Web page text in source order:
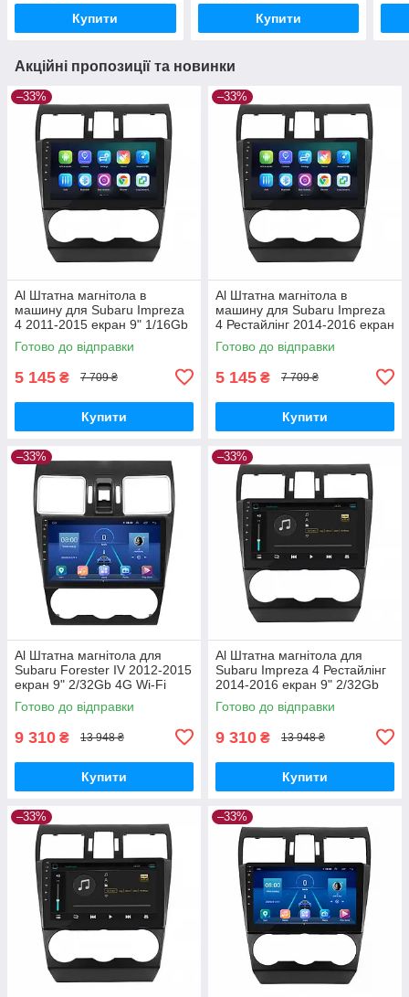
Купити Купити
Акційні пропозиції та новинки
–33%
Al Штатна магнітола в
машину для Subaru Impreza
4 2011-2015 екран 9" 1/16Gb
Wi-Fi GPS Base
Готово до відправки
5 145 ₴ 7 709 ₴
Купити
–33%
Al Штатна магнітола в
машину для Subaru Impreza
4 Рестайлінг 2014-2016 екран
9" 1/16Gb Wi-Fi GPS Base
Готово до відправки
5 145 ₴ 7 709 ₴
Купити
–33%
Al Штатна магнітола для
Subaru Forester IV 2012-2015
екран 9" 2/32Gb 4G Wi-Fi
GPS Top Android
Готово до відправки
9 310 ₴ 13 948 ₴
Купити
–33%
Al Штатна магнітола для
Subaru Impreza 4 Рестайлінг
2014-2016 екран 9" 2/32Gb
4G Wi-Fi GPS Top Android
Готово до відправки
9 310 ₴ 13 948 ₴
Купити
–33% –33%